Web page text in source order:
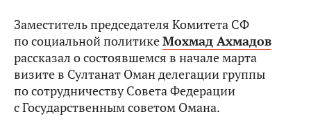
Заместитель председателя Комитета СФ
по социальной политикеМохмад Ахмадов
рассказал о состоявшемся в начале марта
визите в Султанат Оман делегации группы
по сотрудничеству Совета Федерации
с Государственным советом Омана.